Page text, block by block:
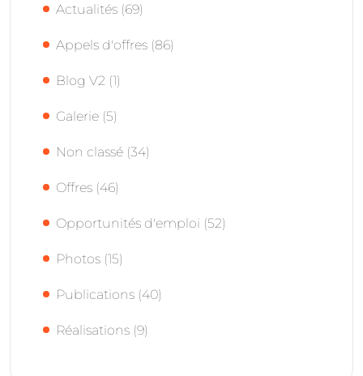
Actualités (69)
Appels d'offres (86)
Blog V2 (1)
Galerie (5)
Non classé (34)
Offres (46)
Opportunités d'emploi (52)
Photos (15)
Publications (40)
Réalisations (9)